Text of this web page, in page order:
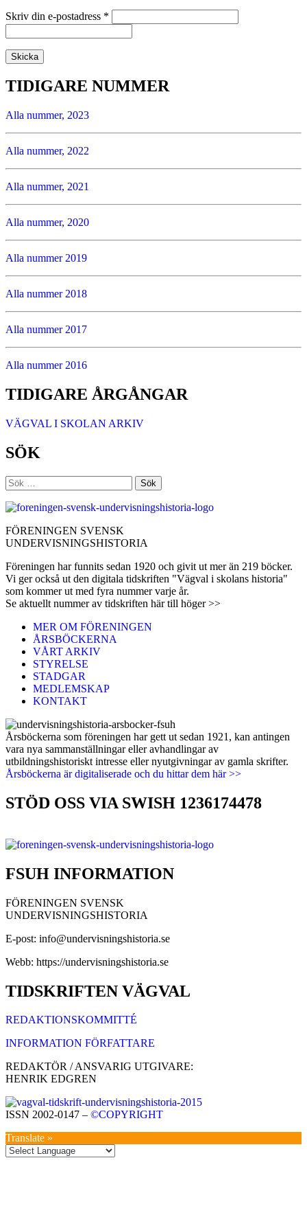
Skriv din e-postadress *
TIDIGARE NUMMER
Alla nummer, 2023
Alla nummer, 2022
Alla nummer, 2021
Alla nummer, 2020
Alla nummer 2019
Alla nummer 2018
Alla nummer 2017
Alla nummer 2016
TIDIGARE ÅRGÅNGAR
VÄGVAL I SKOLAN ARKIV
SÖK
Sök
efter:
FÖRENINGEN SVENSK
UNDERVISNINGSHISTORIA
Föreningen har funnits sedan 1920 och givit ut mer än 219 böcker.
Vi ger också ut den digitala tidskriften "Vägval i skolans historia"
som kommer ut med fyra nummer varje år.
Se aktuellt nummer av tidskriften här till höger >>
MER OM FÖRENINGEN
ÅRSBÖCKERNA
VÅRT ARKIV
STYRELSE
STADGAR
MEDLEMSKAP
KONTAKT
Årsböckerna som föreningen har gett ut sedan 1921, kan antingen
vara nya sammanställningar eller avhandlingar av
utbildningshistoriskt intresse eller nyutgivningar av gamla skrifter.
Årsböckerna är digitaliserade och du hittar dem här >>
STÖD OSS VIA SWISH 1236174478
FSUH INFORMATION
FÖRENINGEN SVENSK
UNDERVISNINGSHISTORIA
E-post: info@undervisningshistoria.se
Webb: https://undervisningshistoria.se
TIDSKRIFTEN VÄGVAL
REDAKTIONSKOMMITTÉ
INFORMATION FÖRFATTARE
REDAKTÖR / ANSVARIG UTGIVARE:
HENRIK EDGREN
ISSN 2002-0147 – ©COPYRIGHT
Translate »